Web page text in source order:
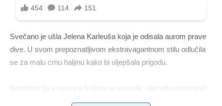
Svečano je ušla Jelena Karleuša koja je odisala aurom prave
dive. U svom prepoznatljivom ekstravagantnom stilu odlučila
se za malu crnu haljinu kako bi uljepšala prigodu.
Kombinacija izazova s ​​kojima se susrela, nakratko pozirajući
okupljenim fotoreporterima, ostavila je dubok utisak na sve